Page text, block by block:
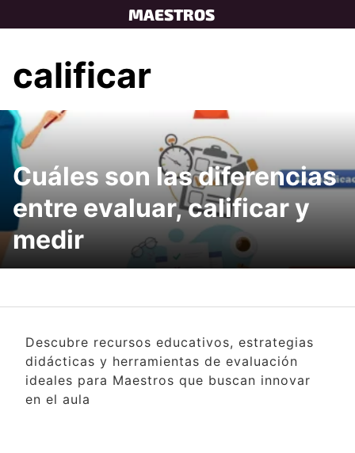
to
MAESTROS
calificar
Cuáles son las diferencias
entre evaluar, calificar y
medir
Descubre recursos educativos, estrategias
didácticas y herramientas de evaluación
ideales para Maestros que buscan innovar
en el aula